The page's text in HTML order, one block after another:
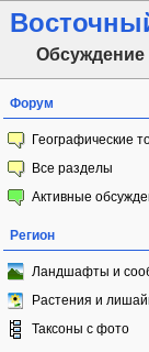
Обсуждение
Форум
Географические
Все разделы
Активные
Регион
Ландшафты и
Растения и
Таксоны с фото